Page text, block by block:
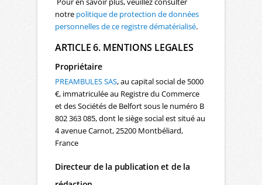
notre politique de protection de données
personnelles de ce registre dématérialisé.
ARTICLE 6. MENTIONS LEGALES
Propriétaire
PREAMBULES SAS, au capital social de 5000
€, immatriculée au Registre du Commerce
et des Sociétés de Belfort sous le numéro B
802 363 085, dont le siège social est situé au
4 avenue Carnot, 25200 Montbéliard,
France
Directeur de la publication et de la